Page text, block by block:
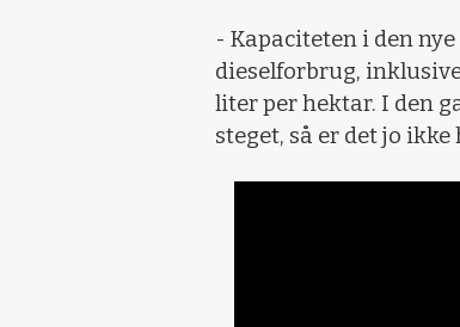
- Kapaciteten i den
dieselforbrug,
liter per hektar. I den
steget, så er det jo ikke